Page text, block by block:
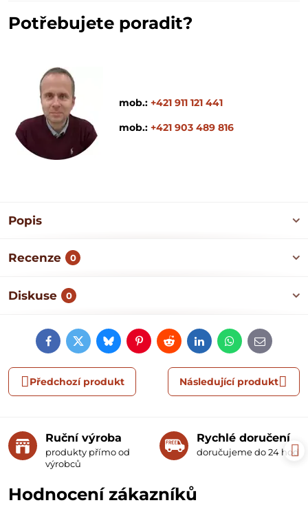
Potřebujete poradit?
mob.: +421 911 121 441
mob.: +421 903 489 816
Popis
Recenze 0
Diskuse 0
FacebookTwitterBlueskyPinterestRedditLinkedInWhatsApp
E-
mail
Předchozí produkt Následující produkt
Ruční výroba
produkty přímo od
výrobců
Rychlé doručení
doručujeme do 24 hodin
Hodnocení zákazníků